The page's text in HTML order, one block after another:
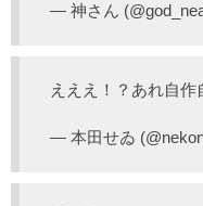
— 神さん
えええ！？あれ自作
— 本田せゐ